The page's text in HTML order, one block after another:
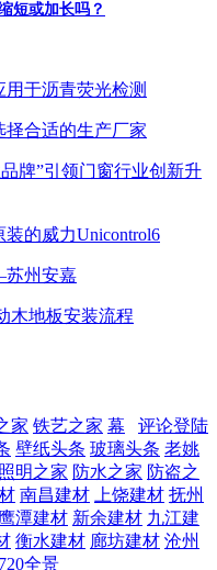
短或加长吗？
于沥青荧光检测
择合适的生产厂家
牌”引领门窗行业创新升
的威力Unicontrol6
苏州安嘉
木地板安装流程
评论登陆
家 铁艺之家 幕
壁纸头条 玻璃头条 老姚
照明之家 防水之家 防盗之
南昌建材 上饶建材 抚州
鹰潭建材 新余建材 九江建
衡水建材 廊坊建材 沧州
720全景